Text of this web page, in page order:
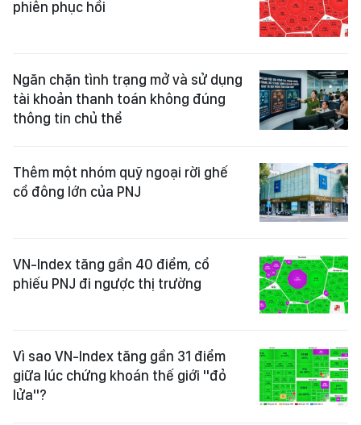
phiên phục hồi
Ngăn chặn tình trạng mở và sử dụng
tài khoản thanh toán không đúng
thông tin chủ thể
Thêm một nhóm quỹ ngoại rời ghế
cổ đông lớn của PNJ
VN-Index tăng gần 40 điểm, cổ
phiếu PNJ đi ngược thị trường
Vì sao VN-Index tăng gần 31 điểm
giữa lúc chứng khoán thế giới "đỏ
lửa"?